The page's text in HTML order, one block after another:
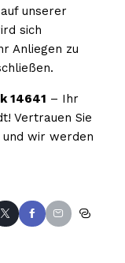
unserer
sich
Anliegen zu
14641 – Ihr
Vertrauen Sie
wir werden